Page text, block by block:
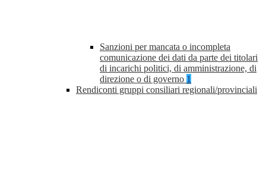
Sanzioni per mancata o incompleta
comunicazione dei dati da parte dei titolari
di incarichi politici, di amministrazione, di
direzione o di governo 1
Rendiconti gruppi consiliari regionali/provinciali